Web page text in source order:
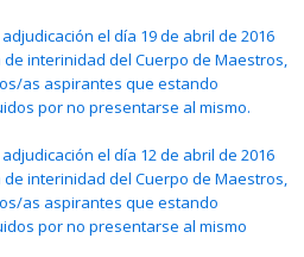
el día 19 de abril de 2016
interinidad del Cuerpo de Maestros,
as aspirantes que estando
por no presentarse al mismo.
el día 12 de abril de 2016
interinidad del Cuerpo de Maestros,
as aspirantes que estando
por no presentarse al mismo